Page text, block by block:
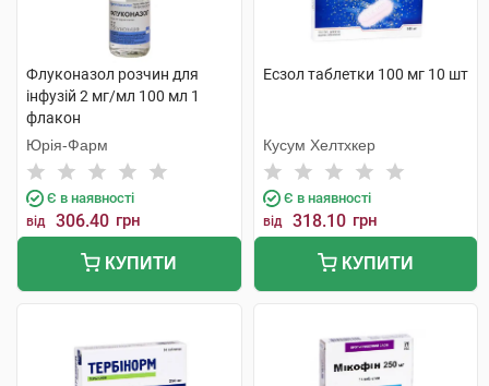
Флуконазол розчин для
інфузій 2 мг/мл 100 мл 1
флакон
Юрія-Фарм
Є в наявності
від 306.40 грн
КУПИТИ
Есзол таблетки 100 мг 10 шт
Кусум Хелтхкер
Є в наявності
від 318.10 грн
КУПИТИ